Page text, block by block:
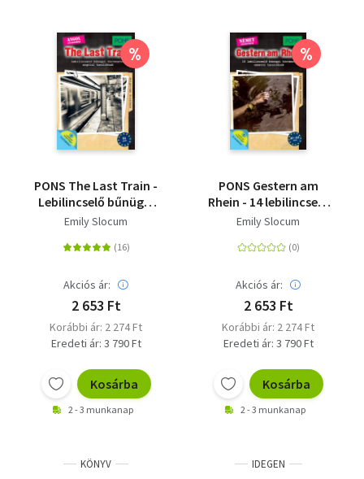
%
PONS The Last Train -
Lebilincselő bűnügyi
történetek angolul
Letölthető
Emily Slocum
Akciós ár:
2 653 Ft
Korábbi ár: 2 274 Ft
Eredeti ár: 3 790 Ft
Kosárba
2 - 3 munkanap
%
PONS Gestern am
Rhein - 14 lebilincselő
bűnügyi történet
letölthető
Emily Slocum
Akciós ár:
2 653 Ft
Korábbi ár: 2 274 Ft
Eredeti ár: 3 790 Ft
Kosárba
2 - 3 munkanap
KÖNYV IDEGEN